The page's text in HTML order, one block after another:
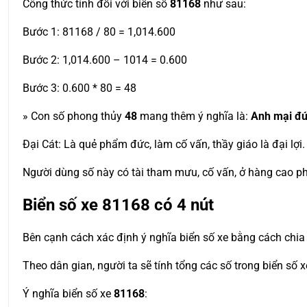
Công thức tính đối với biển số 81168 như sau:
Bước 1: 81168 / 80 = 1,014.600
Bước 2: 1,014.600 – 1014 = 0.600
Bước 3: 0.600 * 80 = 48
» Con số phong thủy 48 mang thêm ý nghĩa là: Anh mại
Đại Cát: Là quẻ phẩm đức, làm cố vấn, thầy giáo là đại
Người dùng số này có tài tham mưu, cố vấn, ở hàng cao
Biển số xe 81168 có 4 nút
Bên cạnh cách xác định ý nghĩa biển số xe bằng cách
Theo dân gian, người ta sẽ tính tổng các số trong biển
Ý nghĩa biển số xe 81168: